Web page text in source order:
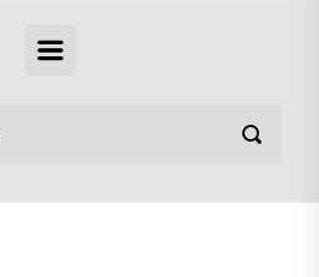
de ferramentas